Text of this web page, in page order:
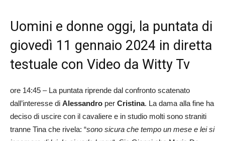
Uomini e donne oggi, la puntata di
giovedì 11 gennaio 2024 in diretta
testuale con Video da Witty Tv
ore 14:45 – La puntata riprende dal confronto scatenato
dall’interesse di Alessandro per Cristina. La dama alla fine ha
deciso di uscire con il cavaliere e in studio molti sono straniti
tranne Tina che rivela: “sono sicura che tempo un mese e lei si